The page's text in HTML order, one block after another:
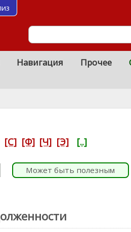
Навигация Прочее
[С] [Ф] [Ч] [Э] [..]
Может быть полезным